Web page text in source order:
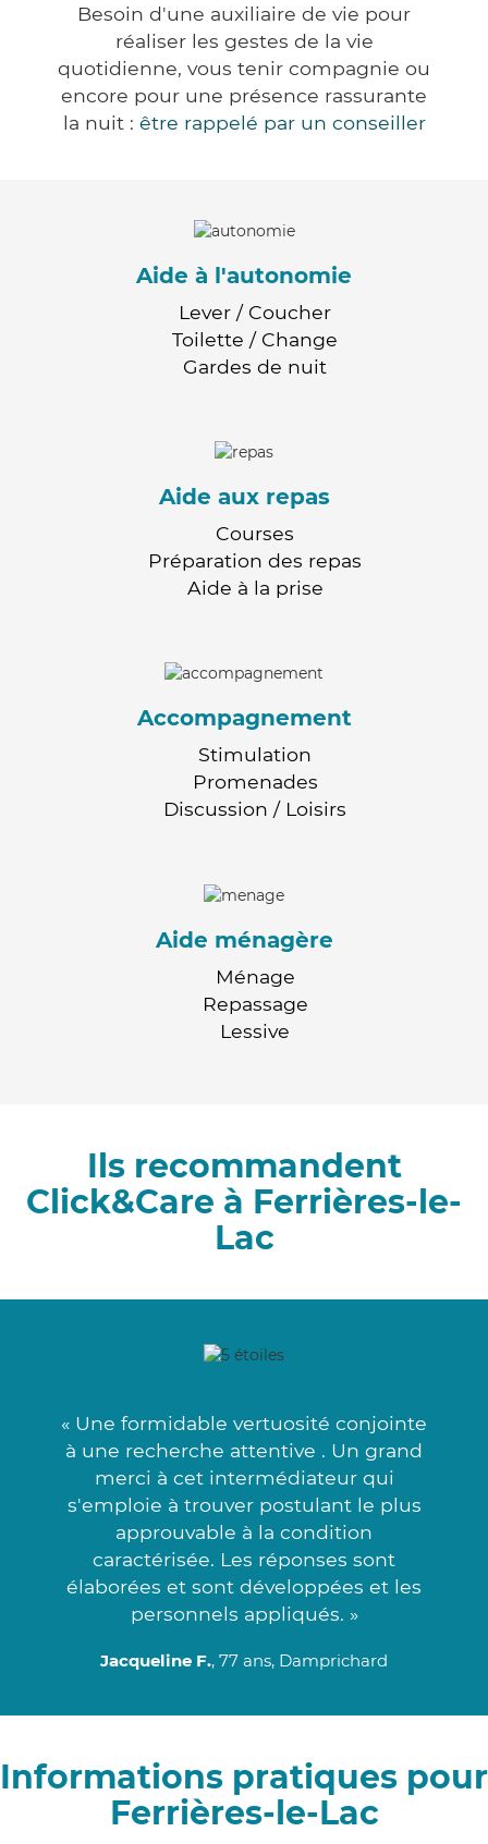
Besoin d'une auxiliaire de vie pour
réaliser les gestes de la vie
quotidienne, vous tenir compagnie ou
encore pour une présence rassurante
la nuit : être rappelé par un conseiller
Aide à l'autonomie
Lever / Coucher
Toilette / Change
Gardes de nuit
Aide aux repas
Courses
Préparation des repas
Aide à la prise
Accompagnement
Stimulation
Promenades
Discussion / Loisirs
Aide ménagère
Ménage
Repassage
Lessive
Ils recommandent
Click&Care à Ferrières-le-
Lac
« Une formidable vertuosité conjointe
à une recherche attentive . Un grand
merci à cet intermédiateur qui
s'emploie à trouver postulant le plus
approuvable à la condition
caractérisée. Les réponses sont
élaborées et sont développées et les
personnels appliqués. »
Jacqueline F., 77 ans, Damprichard
Informations pratiques pour
Ferrières-le-Lac